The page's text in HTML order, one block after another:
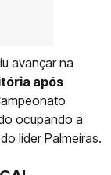
avançar na
após
ocupando a
líder Palmeiras.